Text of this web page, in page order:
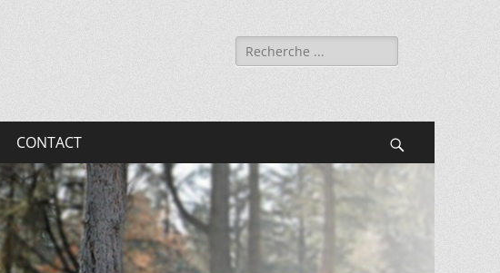
Rechercher :
CONTACT